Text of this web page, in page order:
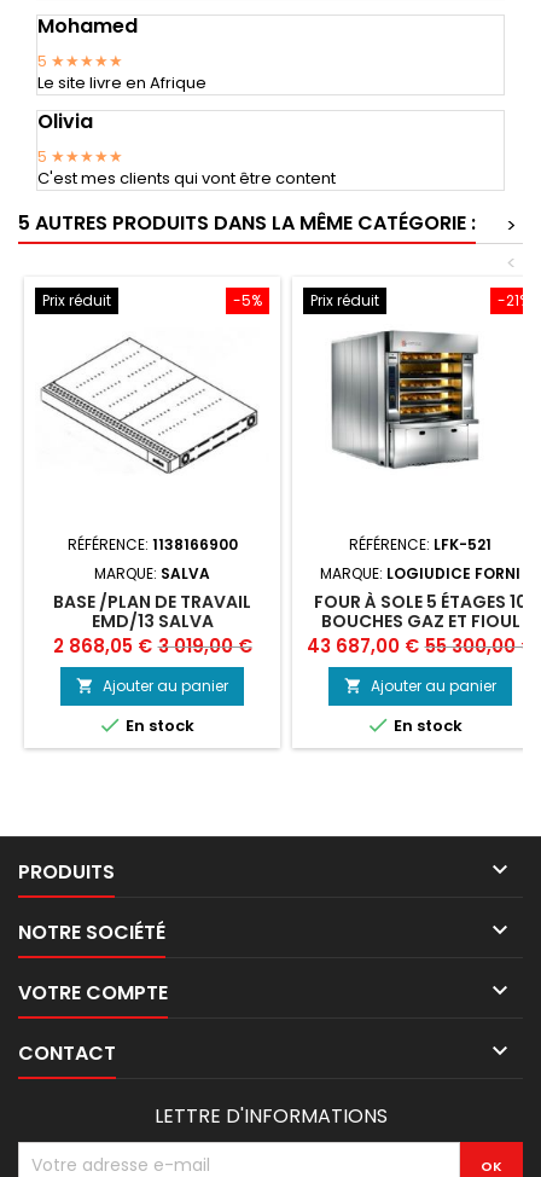
Mohamed
5 ★★★★★
Le site livre en Afrique
Olivia
5 ★★★★★
C'est mes clients qui vont être content
5 AUTRES PRODUITS DANS LA MÊME CATÉGORIE :
>
<
-5%
Prix réduit
RÉFÉRENCE: 1138166900
MARQUE: SALVA
BASE /PLAN DE TRAVAIL
EMD/13 SALVA
Prix
2 868,05 € Prix
de
base
3 019,00 €
 Ajouter au panier
 En stock
-21%
Prix réduit
RÉFÉRENCE: LFK-521
MARQUE: LOGIUDICE FORNI
FOUR À SOLE 5 ÉTAGES 10
BOUCHES GAZ ET FIOUL
KAPPA LOGIUDICE FORNI
Prix
43 687,00 € Prix
de
base
55 300,00 €
 Ajouter au panier
 En stock
PRODUITS 
NOTRE SOCIÉTÉ 
VOTRE COMPTE 
CONTACT 
LETTRE D'INFORMATIONS